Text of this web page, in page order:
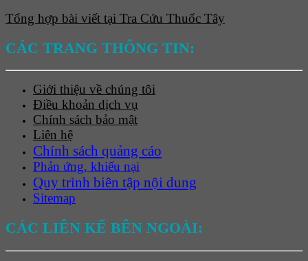
Tổng hợp bài viết tại Tra Cứu Thuốc Tây
CÁC TRANG THÔNG TIN:
Giới thiệu về chúng tôi
Điều khoản dịch vụ
Chính sách bảo mật
Liên hệ
Chính sách quảng cáo
Phản ứng, khiếu nại
Quy trình biên tập nội dung
Sitemap
CÁC LIÊN KẾ BÊN NGOÀI: